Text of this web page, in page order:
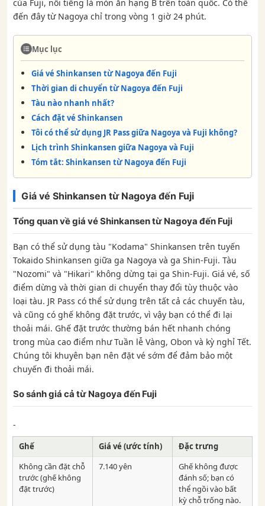
của Fuji, nổi tiếng là món ăn hạng B trên toàn quốc. Có thể
đến đây từ Nagoya chỉ trong vòng 1 giờ 24 phút.
Mục lục
Giá vé Shinkansen từ Nagoya đến Fuji
Thời gian di chuyển từ Nagoya đến Fuji
Tàu nào nhanh nhất?
Cách đặt vé Shinkansen
Tôi có thể sử dụng JR Pass giữa Nagoya và Fuji không?
Lịch trình Shinkansen giữa Nagoya và Fuji
Tóm tắt: Shinkansen từ Nagoya đến Fuji
Giá vé Shinkansen từ Nagoya đến Fuji
Tổng quan về giá vé Shinkansen từ Nagoya đến Fuji
Bạn có thể sử dụng tàu "Kodama" Shinkansen trên tuyến
Tokaido Shinkansen giữa ga Nagoya và ga Shin-Fuji. Tàu
"Nozomi" và "Hikari" không dừng tại ga Shin-Fuji. Giá vé, số
điểm dừng và thời gian di chuyển thay đổi tùy thuộc vào
loại tàu. JR Pass có thể sử dụng trên tất cả các chuyến tàu,
và cũng có ghế không đặt trước, vì vậy bạn có thể đi lại
thoải mái. Ghế đặt trước thường bán hết nhanh chóng
trong mùa cao điểm như Tuần lễ Vàng, Obon và kỳ nghỉ Tết.
Chúng tôi khuyên bạn nên đặt vé sớm để đảm bảo một
chuyến đi thoải mái.
So sánh giá cả từ Nagoya đến Fuji
-
Ghế Giá vé (ước tính)
Đặc trưng
Không cần đặt chỗ
trước (ghế không
đặt trước)
7.140 yên
Ghế không được
đánh số; bạn có
thể ngồi vào bất
kỳ chỗ trống nào.